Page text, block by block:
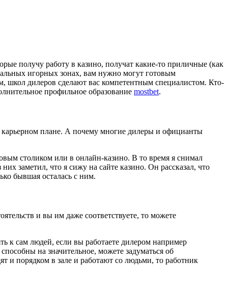
получу работу в казино, получат какие-то приличные (как
игорных зонах, вам нужно могут готовым
школ дилеров сделают вас компетентным специалистом. Кто-
профильное образование mostbet.
карьерном плане. А почему многие дилеры и официанты
столиком или в онлайн-казино. В то время я снимал
заметил, что я сижу на сайте казино. Он рассказал, что
бывшая осталась с ним.
и вы им даже соответствуете, то можете
к сам людей, если вы работаете дилером например
на значительное, можете задуматься об
и порядком в зале и работают со людьми, то работник